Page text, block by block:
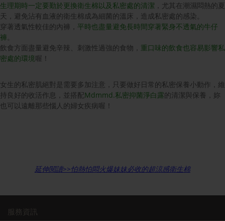
生理期時一定要勤於更換衛生棉以及私密處的清潔 ，尤其在潮濕悶熱的夏
天，避免沾有血液的衛生棉成為細菌的溫床，造成私密處的感染。
穿著透氣性較佳的內褲， 平時也盡量避免長時間穿著緊身不透氣的牛仔
褲
飲食方面盡量避免辛辣、刺激性過強的食物， 重口味的飲食也容易影響私
密處的環境喔！
女生的私密肌絕對是需要多加注意，只要做好日常的私密保養小動作，維
持良好的收活作息，並搭配Mdmmd.私密抑菌淨白露的清潔與保養，妳
也可以遠離那些惱人的婦女疾病喔！
延伸閱讀>>怕熱怕悶火爆妹妹必收的超涼感衛生棉
服務資訊